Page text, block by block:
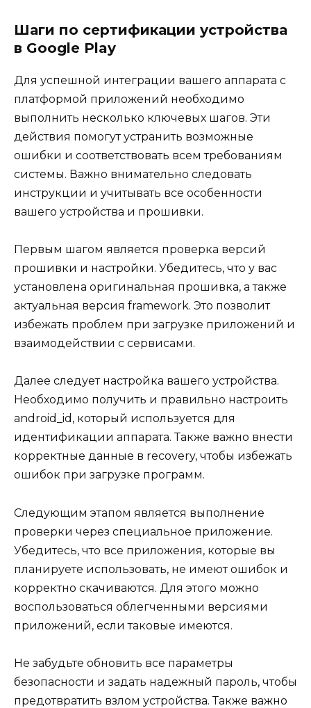
Шаги по сертификации устройства
в Google Play
Для успешной интеграции вашего аппарата с
платформой приложений необходимо
выполнить несколько ключевых шагов. Эти
действия помогут устранить возможные
ошибки и соответствовать всем требованиям
системы. Важно внимательно следовать
инструкции и учитывать все особенности
вашего устройства и прошивки.
Первым шагом является проверка версий
прошивки и настройки. Убедитесь, что у вас
установлена оригинальная прошивка, а также
актуальная версия framework. Это позволит
избежать проблем при загрузке приложений и
взаимодействии с сервисами.
Далее следует настройка вашего устройства.
Необходимо получить и правильно настроить
android_id, который используется для
идентификации аппарата. Также важно внести
корректные данные в recovery, чтобы избежать
ошибок при загрузке программ.
Следующим этапом является выполнение
проверки через специальное приложение.
Убедитесь, что все приложения, которые вы
планируете использовать, не имеют ошибок и
корректно скачиваются. Для этого можно
воспользоваться облегченными версиями
приложений, если таковые имеются.
Не забудьте обновить все параметры
безопасности и задать надежный пароль, чтобы
предотвратить взлом устройства. Также важно